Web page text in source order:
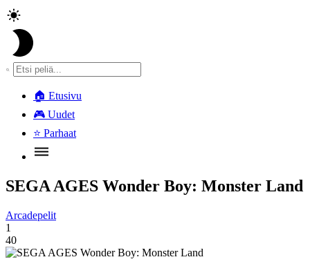
🏠 Etusivu
🎮 Uudet
⭐ Parhaat
SEGA AGES Wonder Boy: Monster Land
Arcadepelit
1
40